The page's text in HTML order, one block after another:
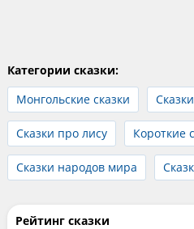
Категории сказки:
Монгольские сказки
Сказки про лису Короткие
Сказки народов мира
Рейтинг сказки